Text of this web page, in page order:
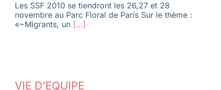
Les SSF 2010 se tiendront les 26,27 et 28
novembre au Parc Floral de Paris Sur le thème :
«~Migrants, un[…]
VIE D’EQUIPE